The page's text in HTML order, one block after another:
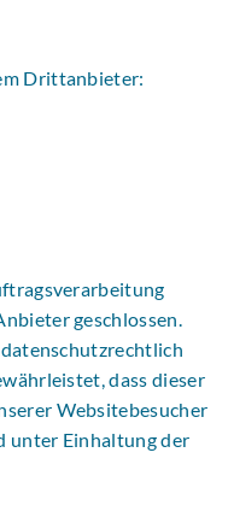
Drittanbieter:
geschlossen.
dass dieser
Websitebesucher
unter Einhaltung der